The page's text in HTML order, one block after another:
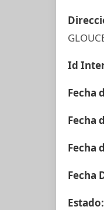
Id
Fecha
Fecha
Fecha
Fecha
Estado: